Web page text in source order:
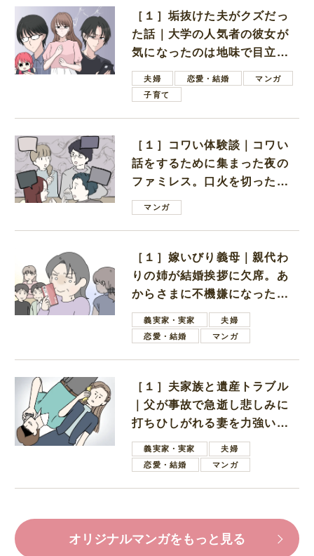
［１］垢抜けた夫がクズだっ
た話｜大学の人気者の彼女が
気になったのは地味で目立た
ない男子学生
夫婦 恋愛・結婚
マンガ
子育て
［１］コワい体験談｜コワい
話をするために集まった夜の
ファミレス。口火を切ったの
は電車好きの男の子ママ
マンガ
［１］嫁いびり義母｜親代わ
りの姉が結婚挨拶に欠席。あ
からさまに不機嫌になった義
母義実家・実家
夫婦
恋愛・結婚
マンガ
［１］夫家族と遺産トラブル
｜父が事故で急逝し悲しみに
打ちひしがれる妻を力強い言
葉で励ます夫
義実家・実家
夫婦
恋愛・結婚
マンガ
オリジナルマンガをもっと見る